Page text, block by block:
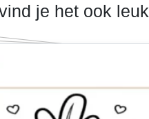
je het ook leuk